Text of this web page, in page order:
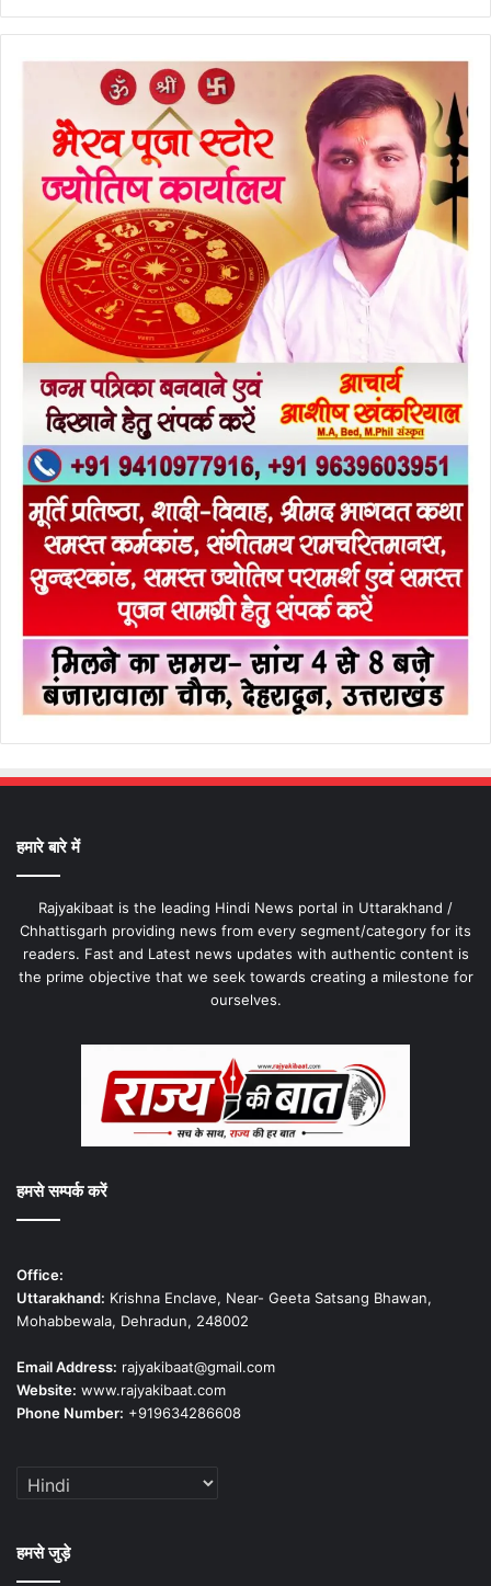
हमारे बारे में
Rajyakibaat is the leading Hindi News portal in Uttarakhand /
Chhattisgarh providing news from every segment/category for its
readers. Fast and Latest news updates with authentic content is
the prime objective that we seek towards creating a milestone for
ourselves.
हमसे सम्पर्क करें
Office:
Uttarakhand: Krishna Enclave, Near- Geeta Satsang Bhawan,
Mohabbewala, Dehradun, 248002
Email Address: rajyakibaat@gmail.com
Website: www.rajyakibaat.com
Phone Number: +919634286608
हमसे जुड़े